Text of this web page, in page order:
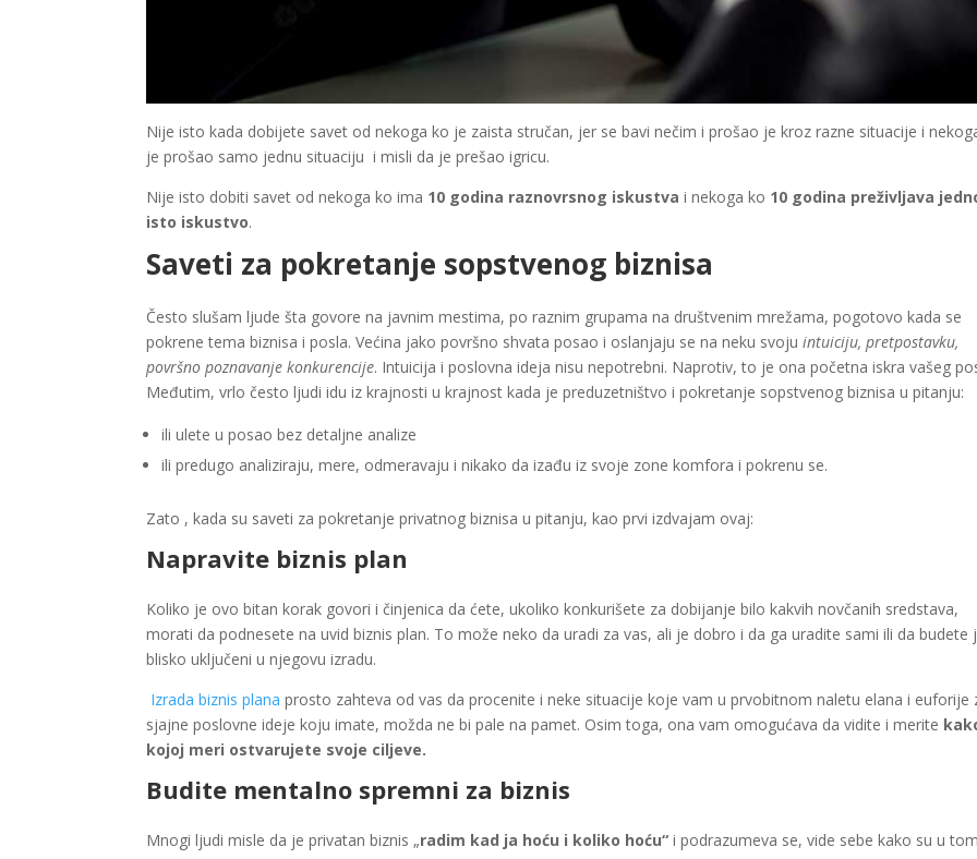
Nije isto kada dobijete savet od nekoga ko je zaista stručan, jer se bavi nečim i prošao je kroz razne situacije i
je prošao samo jednu situaciju i misli da je prešao igricu.
Nije isto dobiti savet od nekoga ko ima 10 godina raznovrsnog iskustva i nekoga ko 10 godina preživljava
isto iskustvo.
Saveti za pokretanje sopstvenog biznisa
Često slušam ljude šta govore na javnim mestima, po raznim grupama na društvenim mrežama, pogotovo kada se
pokrene tema biznisa i posla. Većina jako površno shvata posao i oslanjaju se na neku svojuintuiciju, pretpostavku,
površno poznavanje konkurencije. Intuicija i poslovna ideja nisu nepotrebni. Naprotiv, to je ona početna iskra vašeg
Međutim, vrlo često ljudi idu iz krajnosti u krajnost kada je preduzetništvo i pokretanje sopstvenog biznisa u pitanju:
ili ulete u posao bez detaljne analize
ili predugo analiziraju, mere, odmeravaju i nikako da izađu iz svoje zone komfora i pokrenu se.
Zato , kada su saveti za pokretanje privatnog biznisa u pitanju, kao prvi izdvajam ovaj:
Napravite biznis plan
Koliko je ovo bitan korak govori i činjenica da ćete, ukoliko konkurišete za dobijanje bilo kakvih novčanih sredstava,
morati da podnesete na uvid biznis plan. To može neko da uradi za vas, ali je dobro i da ga uradite sami ili da budete
blisko uključeni u njegovu izradu.
Izrada biznis plana prosto zahteva od vas da procenite i neke situacije koje vam u prvobitnom naletu elana i euforije
sjajne poslovne ideje koju imate, možda ne bi pale na pamet. Osim toga, ona vam omogućava da vidite i merite
kojoj meri ostvarujete svoje ciljeve.
Budite mentalno spremni za biznis
Mnogi ljudi misle da je privatan biznis „radim kad ja hoću i koliko hoću“ i podrazumeva se, vide sebe kako su u